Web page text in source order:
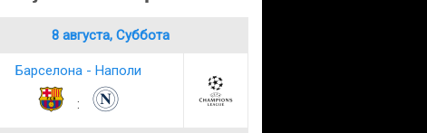
8 августа, Суббота
Барселона - Наполи
: